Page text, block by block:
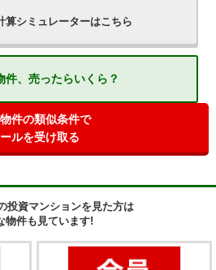
算シミュレーターはこちら
件、売ったらいくら？
件の類似条件で
ルを受け取る
投資マンションを見た方は
物件も見ています!